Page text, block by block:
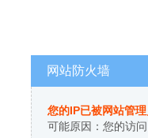
网站防火墙
您的IP已被网站管
可能原因：您的访